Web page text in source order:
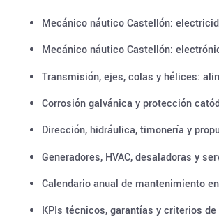
Mecánico náutico Castellón:
Mecánico náutico Castellón:
Transmisión, ejes, colas y hélices:
Corrosión galvánica y protección
Dirección, hidráulica, timonería y
Generadores, HVAC, desaladoras y
Calendario anual de mantenimiento
KPIs técnicos, garantías y criterios